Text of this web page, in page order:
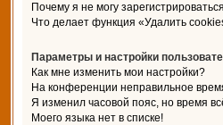
Почему я не могу
Что делает функция «Удалить
Параметры и настройки
Как мне изменить мои настройки?
На конференции неправильное
Я изменил часовой пояс, но время
Моего языка нет в списке!